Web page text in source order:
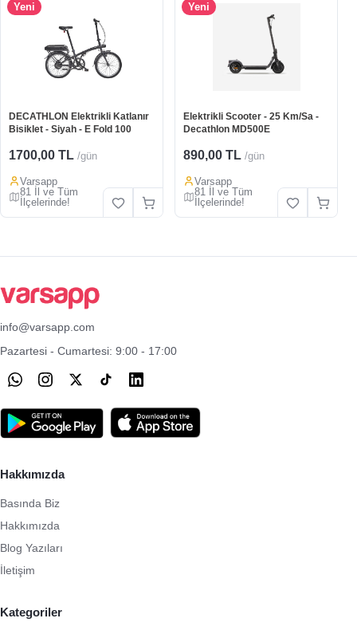
Yeni
DECATHLON Elektrikli Katlanır
Bisiklet - Siyah - E Fold 100
1700,00 TL /gün
Varsapp
81 İl ve Tüm
İlçelerinde!
Yeni
Elektrikli Scooter - 25 Km/Sa -
Decathlon MD500E
890,00 TL /gün
Varsapp
81 İl ve Tüm
İlçelerinde!
info@varsapp.com
Pazartesi - Cumartesi: 9:00 - 17:00
Hakkımızda
Basında Biz
Hakkımızda
Blog Yazıları
İletişim
Kategoriler